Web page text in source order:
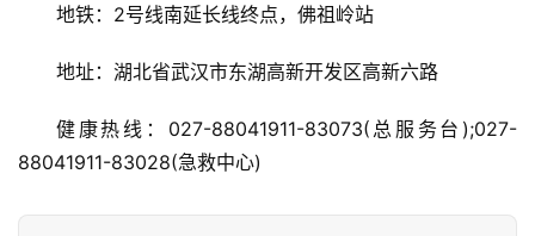
地铁：2号线南延长线终点，佛祖岭站
地址：湖北省武汉市东湖高新开发区高新六路
健康热线：027-88041911-83073(总服务台);027-
88041911-83028(急救中心)